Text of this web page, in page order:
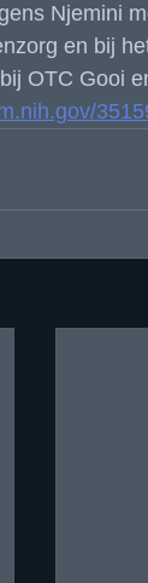
Njemini
en bij
OTC Gooi